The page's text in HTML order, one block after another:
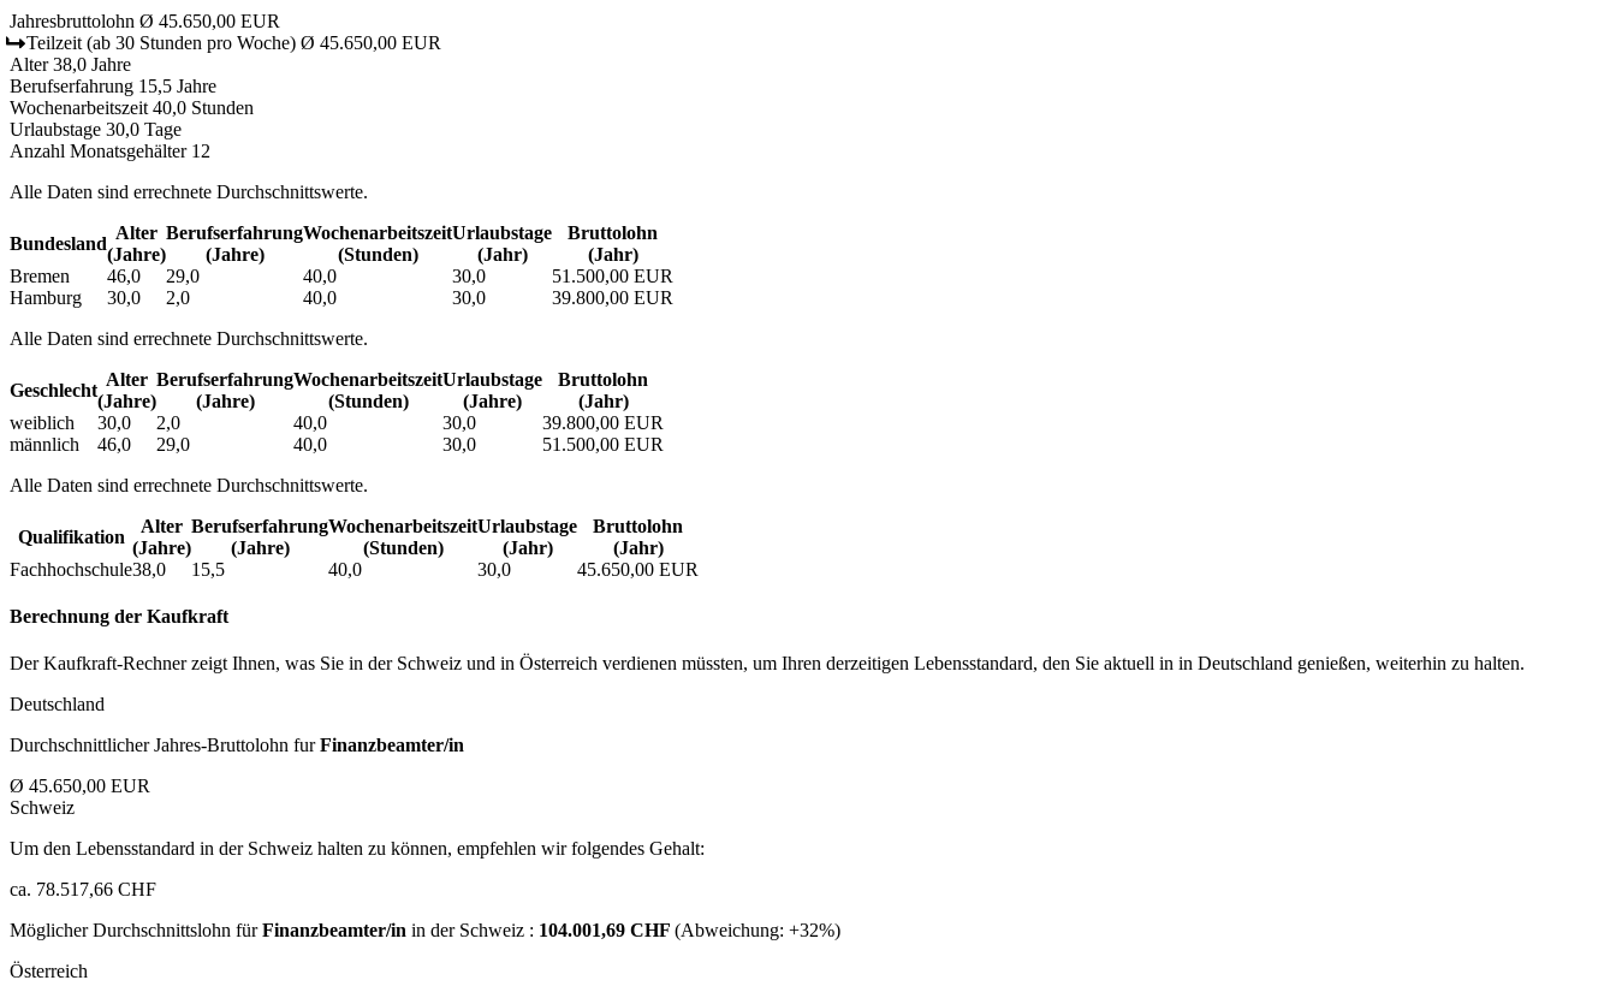
Jahresbruttolohn Ø 45.650,00 EUR
Teilzeit (ab 30 Stunden pro Woche) Ø 45.650,00 EUR
Alter 38,0 Jahre
Berufserfahrung 15,5 Jahre
Wochenarbeitszeit 40,0 Stunden
Urlaubstage 30,0 Tage
Anzahl Monatsgehälter 12
Alle Daten sind errechnete Durchschnittswerte.
Bundesland
Alter
(Jahre)
Berufs­erfahrung
(Jahre)
Wochen­arbeitszeit
(Stunden)
Urlaubs­tage
(Jahr)
Bruttolohn
(Jahr)
Bremen
46,0 29,0 40,0 30,0
51.500,00 EUR
Hamburg
30,0 2,0 40,0 30,0
39.800,00 EUR
Alle Daten sind errechnete Durchschnittswerte.
Geschlecht
Alter
(Jahre)
Berufs­erfahrung
(Jahre)
Wochen­arbeitszeit
(Stunden)
Urlaubs­tage
(Jahre)
Bruttolohn
(Jahr)
weiblich
30,0 2,0 40,0 30,0
39.800,00 EUR
männlich
46,0 29,0 40,0 30,0
51.500,00 EUR
Alle Daten sind errechnete Durchschnittswerte.
Qualifikation
Alter
(Jahre)
Berufs­erfahrung
(Jahre)
Wochen­arbeitszeit
(Stunden)
Urlaubs­tage
(Jahr)
Bruttolohn
(Jahr)
Fachhochschule38,0 15,5 40,0 30,0 45.650,00 EUR
Berechnung der Kaufkraft
Der Kaufkraft-Rechner zeigt Ihnen, was Sie in der Schweiz und in Österreich verdienen müssten, um Ihren derzeitigen Lebensstandard, den Sie aktuell in in Deutschland genießen, weiterhin zu halten.
Deutschland
Durchschnittlicher Jahres-Bruttolohn furFinanzbeamter/in
Ø 45.650,00 EUR
Schweiz
Um den Lebensstandard in der Schweiz halten zu können, empfehlen wir folgendes Gehalt:
ca. 78.517,66 CHF
Möglicher Durchschnittslohn fürFinanzbeamter/in in der Schweiz : 104.001,69 CHF (Abweichung: +32%)
Österreich